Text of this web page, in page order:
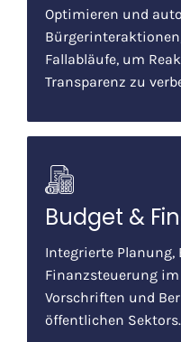
Optimieren und
Fallabläufe, um
Transparenz zu
Budget &
Integrierte
Finanzsteuerung
Vorschriften und
öffentlichen Sektors.